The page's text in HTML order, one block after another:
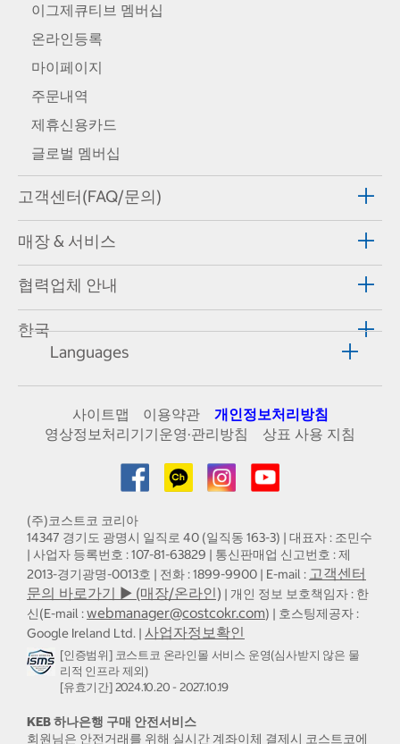
이그제큐티브 멤버십
온라인등록
마이페이지
주문내역
제휴신용카드
글로벌 멤버십
고객센터(FAQ/문의)
매장 & 서비스
협력업체 안내
한국
Languages
사이트맵 이용약관
개인정보처리방침
영상정보처리기기운영·관리방침
상표 사용 지침
(주)코스트코 코리아
14347 경기도 광명시 일직로 40 (일직동 163-3) | 대표자 : 조민수
| 사업자 등록번호 : 107-81-63829 | 통신판매업 신고번호 : 제
2013-경기광명-0013호 | 전화 : 1899-9900 | E-mail : 고객센터
문의 바로가기 ▶ (매장/온라인) | 개인 정보 보호책임자 : 한
신(E-mail :webmanager@costcokr.com) | 호스팅제공자 :
Google Ireland Ltd. | 사업자정보확인
[인증범위] 코스트코 온라인몰 서비스 운영(심사받지 않은 물
리적 인프라 제외)
[유효기간] 2024.10.20 - 2027.10.19
KEB 하나은행 구매 안전서비스
회원님은 안전거래를 위해 실시간 계좌이체 결제시 코스트코에